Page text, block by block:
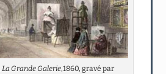
La Grande Galerie,1860, gravé par